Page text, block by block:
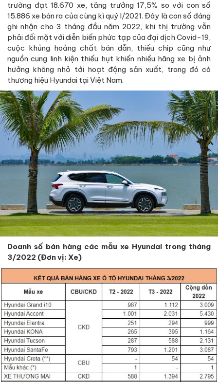
trường đạt 18.670 xe, tăng trưởng 17,5% so với con số
15.886 xe bán ra của cùng kì quý I/2021. Đây là con số đáng
ghi nhận cho 3 tháng đầu năm 2022, khi thị trường vẫn
phải đối mặt với diễn biến phức tạp của đại dịch Covid-19,
cuộc khủng hoảng chất bán dẫn, thiếu chip cũng như
nguồn cung linh kiện thiếu hụt khiến nhiều hãng xe bị ảnh
hưởng không nhỏ tới hoạt động sản xuất, trong đó có
thương hiệu Hyundai tại Việt Nam.
Doanh số bán hàng các mẫu xe Hyundai trong tháng
3/2022 (Đơn vị: Xe)